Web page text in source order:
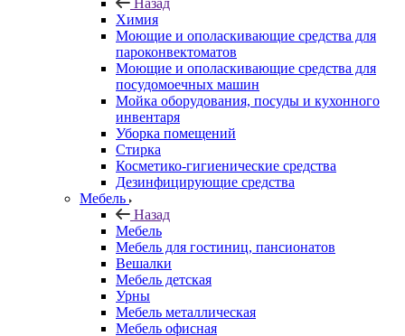
Назад
Химия
Моющие и ополаскивающие средства для
пароконвектоматов
Моющие и ополаскивающие средства для
посудомоечных машин
Мойка оборудования, посуды и кухонного
инвентаря
Уборка помещений
Стирка
Косметико-гигиенические средства
Дезинфицирующие средства
Мебель
Назад
Мебель
Мебель для гостиниц, пансионатов
Вешалки
Мебель детская
Урны
Мебель металлическая
Мебель офисная